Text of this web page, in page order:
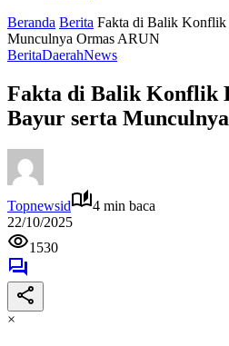
Beranda Berita Fakta di Balik Konflik
Munculnya Ormas ARUN
BeritaDaerahNews
Fakta di Balik Konflik
Bayur serta
Topnewsid
4 min baca
22/10/2025
1530
×